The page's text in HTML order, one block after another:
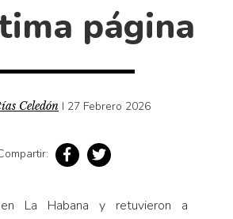
la literatura chilena
libros
página
Celedón I 27 Febrero 2026
La Habana y retuvieron a